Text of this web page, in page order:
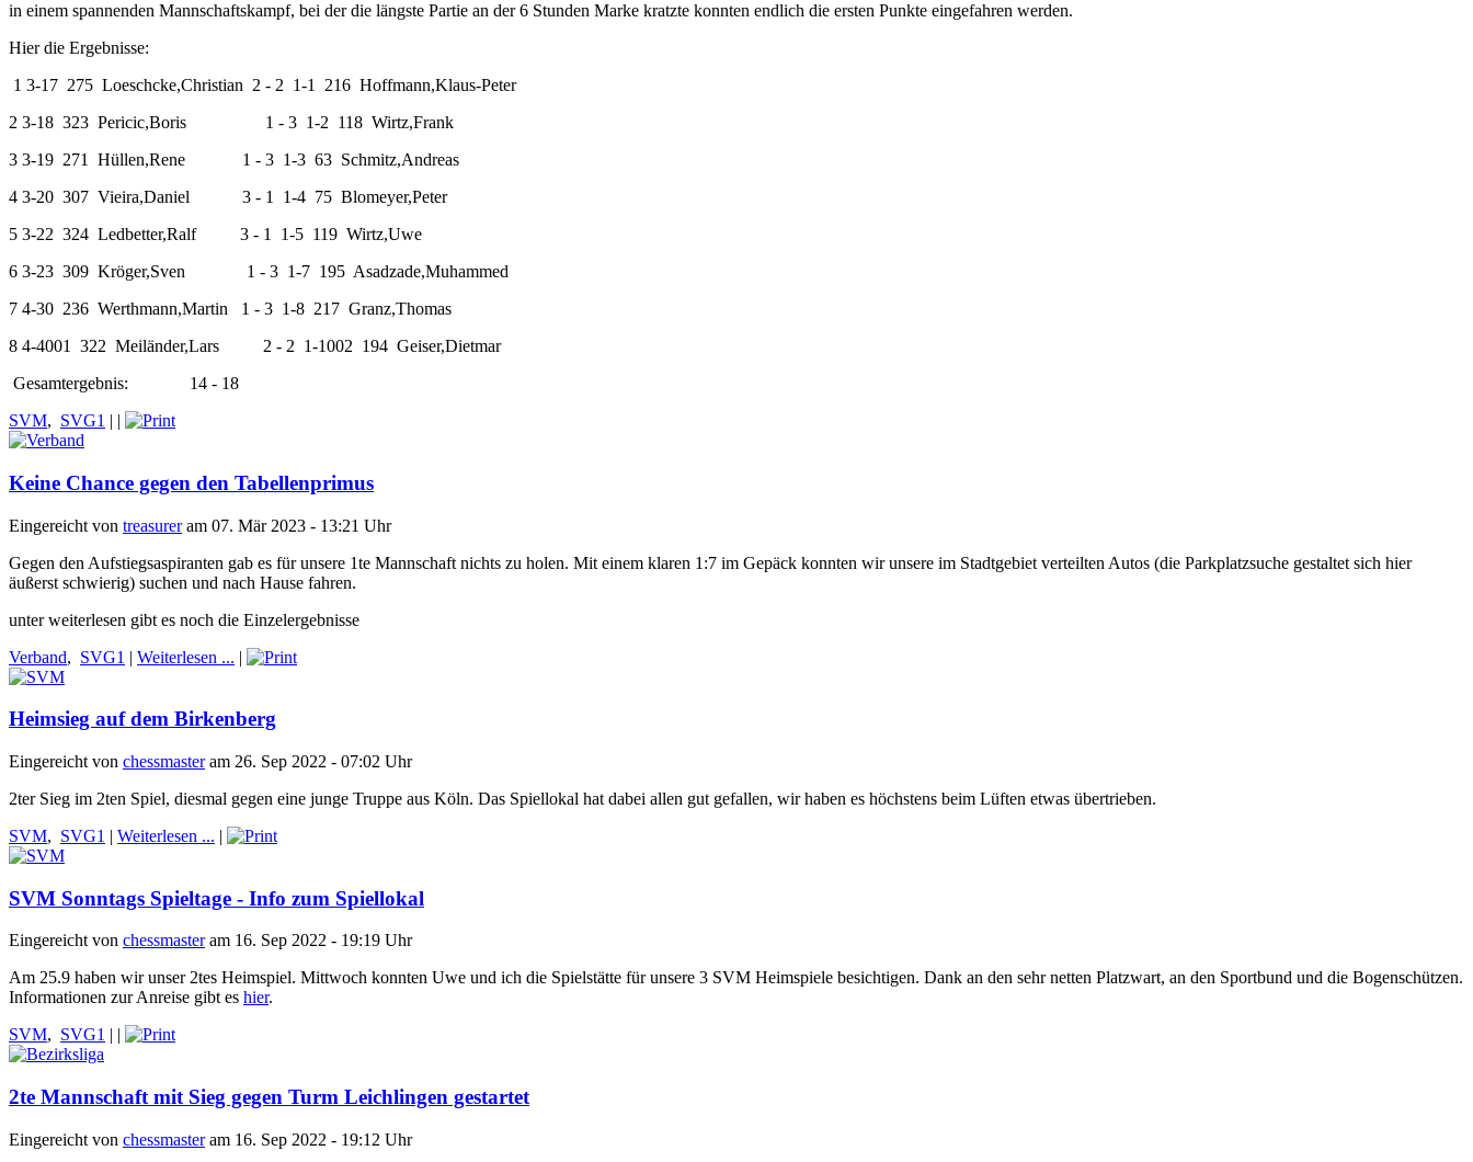
in einem spannenden Mannschaftskampf, bei der die längste Partie an der 6 Stunden Marke kratzte konnten endlich die ersten Punkte eingefahren werden.
Hier die Ergebnisse:
1 3-17 275 Loeschcke,Christian 2 - 2 1-1 216 Hoffmann,Klaus-Peter
2 3-18 323 Pericic,Boris 1 - 3 1-2 118 Wirtz,Frank
3 3-19 271 Hüllen,Rene 1 - 3 1-3 63 Schmitz,Andreas
4 3-20 307 Vieira,Daniel 3 - 1 1-4 75 Blomeyer,Peter
5 3-22 324 Ledbetter,Ralf 3 - 1 1-5 119 Wirtz,Uwe
6 3-23 309 Kröger,Sven 1 - 3 1-7 195 Asadzade,Muhammed
7 4-30 236 Werthmann,Martin 1 - 3 1-8 217 Granz,Thomas
8 4-4001 322 Meiländer,Lars 2 - 2 1-1002 194 Geiser,Dietmar
Gesamtergebnis:
14 - 18
SVM, SVG1 | |
Keine Chance gegen den Tabellenprimus
Eingereicht von treasureram 07. Mär 2023 - 13:21 Uhr
Gegen den Aufstiegsaspiranten gab es für unsere 1te Mannschaft nichts zu holen. Mit einem klaren 1:7 im Gepäck konnten wir unsere im Stadtgebiet verteilten Autos (die Parkplatzsuche gestaltet sich hier
äußerst schwierig) suchen und nach Hause fahren.
unter weiterlesen gibt es noch die Einzelergebnisse
Verband, SVG1 | Weiterlesen ... |
Heimsieg auf dem Birkenberg
Eingereicht von chessmasteram 26. Sep 2022 - 07:02 Uhr
2ter Sieg im 2ten Spiel, diesmal gegen eine junge Truppe aus Köln. Das Spiellokal hat dabei allen gut gefallen, wir haben es höchstens beim Lüften etwas übertrieben.
SVM, SVG1 | Weiterlesen ... |
SVM Sonntags Spieltage - Info zum Spiellokal
Eingereicht von chessmasteram 16. Sep 2022 - 19:19 Uhr
Am 25.9 haben wir unser 2tes Heimspiel. Mittwoch konnten Uwe und ich die Spielstätte für unsere 3 SVM Heimspiele besichtigen. Dank an den sehr netten Platzwart, an den Sportbund und die Bogenschützen.
Informationen zur Anreise gibt es hier.
SVM, SVG1 | |
2te Mannschaft mit Sieg gegen Turm Leichlingen gestartet
Eingereicht von chessmasteram 16. Sep 2022 - 19:12 Uhr